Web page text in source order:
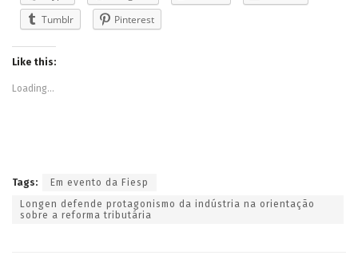
Tumblr
Pinterest
Like this:
Loading...
Tags:
Em evento da Fiesp
Longen defende protagonismo da indústria na orientação
sobre a reforma tributária